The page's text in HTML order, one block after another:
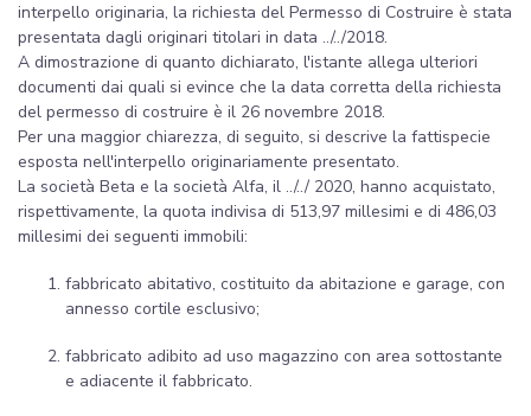
interpello originaria, la richiesta del Permesso di Costruire è stata
presentata dagli originari titolari in data ../../2018.
A dimostrazione di quanto dichiarato, l'istante allega ulteriori
documenti dai quali si evince che la data corretta della richiesta
del permesso di costruire è il 26 novembre 2018.
Per una maggior chiarezza, di seguito, si descrive la fattispecie
esposta nell'interpello originariamente presentato.
La società Beta e la società Alfa, il ../../ 2020, hanno acquistato,
rispettivamente, la quota indivisa di 513,97 millesimi e di 486,03
millesimi dei seguenti immobili:
fabbricato abitativo, costituito da abitazione e garage, con
annesso cortile esclusivo;
fabbricato adibito ad uso magazzino con area sottostante
e adiacente il fabbricato.